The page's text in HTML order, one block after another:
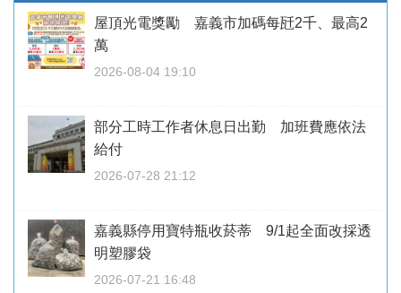
屋頂光電獎勵 嘉義市加碼每瓩2千、最高2
萬
2026-08-04 19:10
部分工時工作者休息日出勤 加班費應依法
給付
2026-07-28 21:12
嘉義縣停用寶特瓶收菸蒂 9/1起全面改採透
明塑膠袋
2026-07-21 16:48